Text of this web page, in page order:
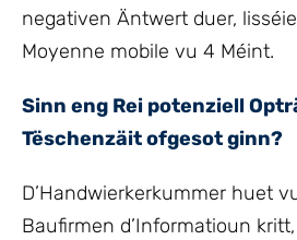
negativen Äntwert duer,
Moyenne mobile vu 4 Méint.
Sinn eng Rei potenziell
Tëschenzäit ofgesot ginn?
D’Handwierkerkummer huet
Baufirmen d’Informatioun